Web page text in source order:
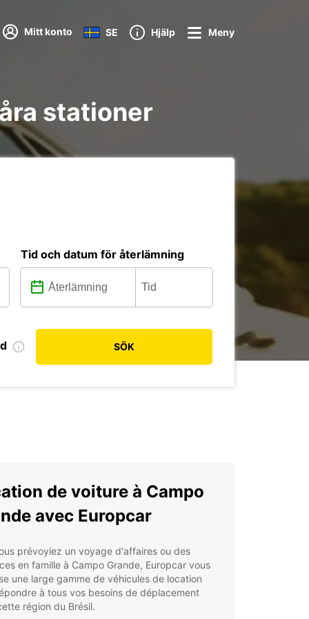
Mitt konto SE Hjälp Meny
stationer
Tid och datum för återlämning
SÖK
de voiture à Campo
avec Europcar
prévoyiez un voyage d'affaires ou des
en famille à Campo Grande, Europcar vous
une large gamme de véhicules de location
à tous vos besoins de déplacement
région du Brésil.